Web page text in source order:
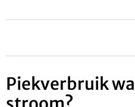
Piekverbruik